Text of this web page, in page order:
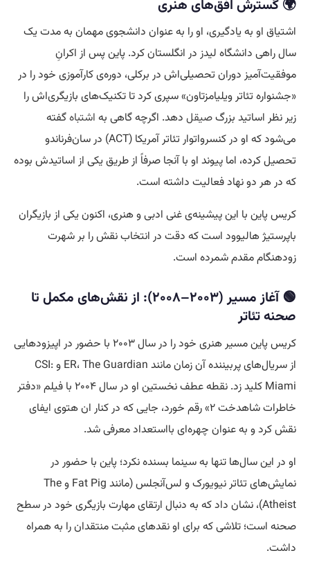
🌍 گسترش افق‌های هنری
اشتیاق او به یادگیری، او را به عنوان دانشجوی مهمان به مدت یک
سال راهی دانشگاه لیدز در انگلستان کرد. پاین پس از اکرانِ
موفقیت‌آمیز دوران تحصیلی‌اش در برکلی، دوره‌ی کارآموزی خود را در
«جشنواره تئاتر ویلیامزتاون» سپری کرد تا تکنیک‌های بازیگری‌اش را
زیر نظر اساتید بزرگصیقل دهد. اگرچه گاهی به اشتباهگفته
می‌شود که او در کنسرواتوار تئاتر آمریکا (ACT) در سان‌فرناندو
تحصیل کرده، اما پیوند او با آنجا صرفاً از طریق یکی از اساتیدش بوده
که در هر دو نهاد فعالیت داشته است.
کریس پاین با این پیشینه‌ی غنی ادبی و هنری، اکنون یکی از بازیگران
باپرستیژ هالیوود است که دقت در انتخاب نقش را بر شهرت
زودهنگام مقدم شمرده است.
🟢 آغاز مسیر (۲۰۰۳–۲۰۰۸): از نقش‌های مکمل تا
صحنه تئاتر
کریس پاین مسیر هنری خود را در سال ۲۰۰۳ با حضور در اپیزودهایی
از سریال‌های پربیننده آن زمان مانند ER، The Guardian و CSI:
Miami کلید زد. نقطه عطف نخستین او در سال ۲۰۰۴ با فیلم «دفتر
خاطرات شاهدخت ۲» رقم خورد، جایی که در کنار ان هتوی ایفای
نقش کرد و به عنوان چهره‌ای بااستعداد معرفی شد.
او در این سال‌ها تنها به سینما بسنده نکرد؛ پاین با حضور در
نمایش‌های تئاتر نیویورک و لس‌آنجلس (مانند Fat Pig و The
Atheist)، نشان داد که به دنبال ارتقای مهارت بازیگری خود در سطح
صحنه است؛ تلاشی که برای او نقدهای مثبت منتقدان را به همراه
داشت.